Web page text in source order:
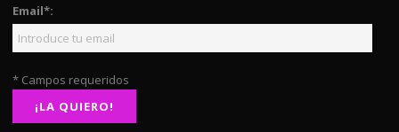
Email*:
* Campos requeridos